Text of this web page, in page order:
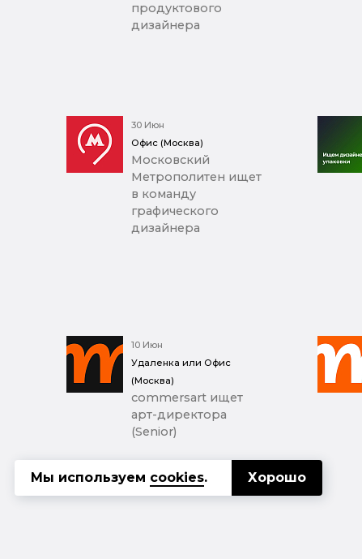
продуктового
дизайнера
30 Июн
Офис (Москва)
Московский
Метрополитен ищет
в команду
графического
дизайнера
10 Июн
Удаленка или Офис
(Москва)
commersart ищет
арт-директора
(Senior)
Мы используем cookies. Хорошо